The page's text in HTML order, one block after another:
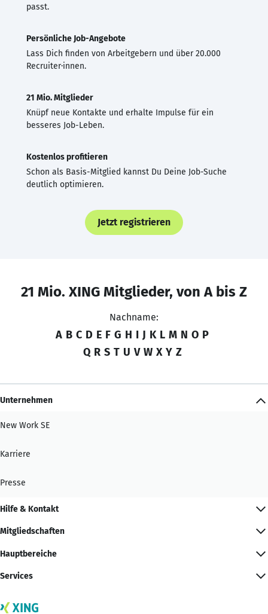
passt.
Persönliche Job-Angebote
Lass Dich finden von Arbeitgebern und über 20.000
Recruiter·innen.
21 Mio. Mitglieder
Knüpf neue Kontakte und erhalte Impulse für ein
besseres Job-Leben.
Kostenlos profitieren
Schon als Basis-Mitglied kannst Du Deine Job-Suche
deutlich optimieren.
Jetzt registrieren
21 Mio. XING Mitglieder, von A bis Z
Nachname:
A B C D E F G H I J K L M N O P
Q R S T U V W X Y Z
Unternehmen
New Work SE
Karriere
Presse
Hilfe & Kontakt
Mitgliedschaften
Hauptbereiche
Services